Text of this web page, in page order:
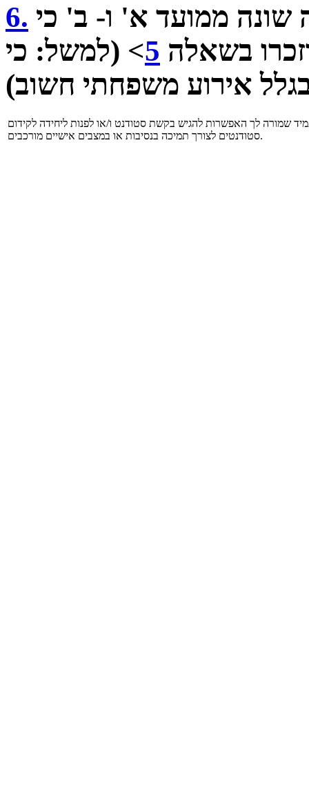
6.
בשאלה 5> (למשל: כי
שמורה לך האפשרות להגיש בקשת סטודנט ו/או לפנות ליחידה לקידום
סטודנטים לצורך תמיכה בנסיבות או במצבים אישיים מורכבים.